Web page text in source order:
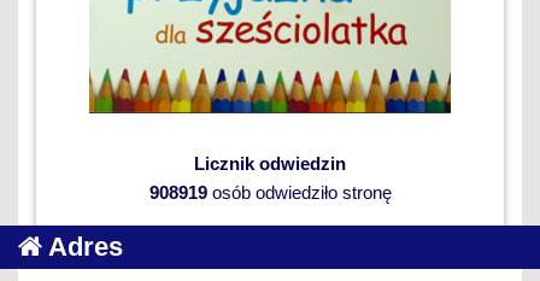
Licznik odwiedzin
908919osób odwiedziło stronę
Adres